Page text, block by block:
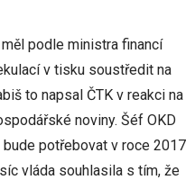
podle ministra financí
v tisku soustředit na
to napsal ČTK v reakci na
noviny. Šéf OKD
potřebovat v roce 2017
vláda souhlasila s tím, že